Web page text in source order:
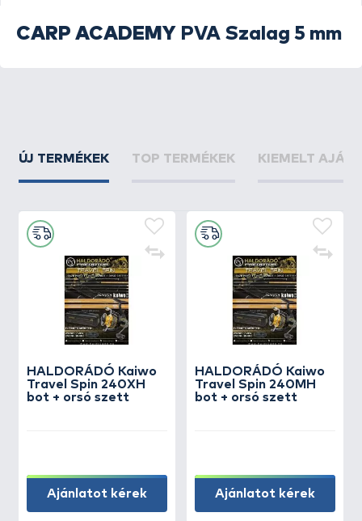
CARP ACADEMY PVA Szalag 5 mm
ÚJ TERMÉKEK TOP TERMÉKEK KIEMELT
HALDORÁDÓ Kaiwo
Travel Spin 240XH
bot + orsó szett
Ajánlatot kérek
HALDORÁDÓ Kaiwo
Travel Spin 240MH
bot + orsó szett
Ajánlatot kérek